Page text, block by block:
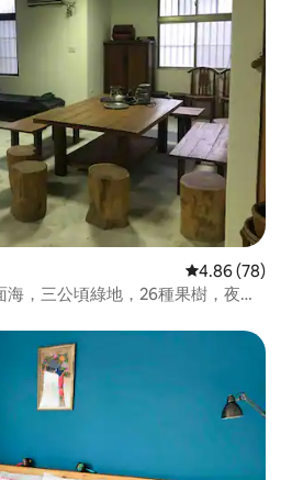
平均评分 4.86
4.86 (78)
，三公頃綠地，26種果樹，夜不